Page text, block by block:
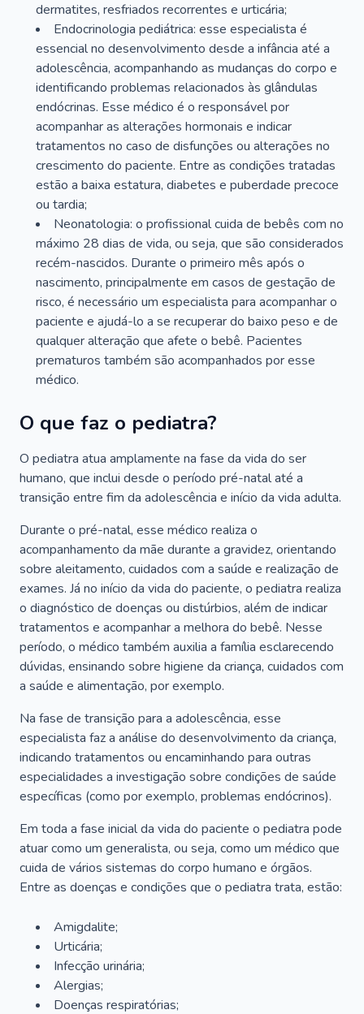
dermatites, resfriados recorrentes e urticária;
Endocrinologia pediátrica: esse especialista é
essencial no desenvolvimento desde a infância até a
adolescência, acompanhando as mudanças do corpo e
identificando problemas relacionados às glândulas
endócrinas. Esse médico é o responsável por
acompanhar as alterações hormonais e indicar
tratamentos no caso de disfunções ou alterações no
crescimento do paciente. Entre as condições tratadas
estão a baixa estatura, diabetes e puberdade precoce
ou tardia;
Neonatologia: o profissional cuida de bebês com no
máximo 28 dias de vida, ou seja, que são considerados
recém-nascidos. Durante o primeiro mês após o
nascimento, principalmente em casos de gestação de
risco, é necessário um especialista para acompanhar o
paciente e ajudá-lo a se recuperar do baixo peso e de
qualquer alteração que afete o bebê. Pacientes
prematuros também são acompanhados por esse
médico.
O que faz o pediatra?
O pediatra atua amplamente na fase da vida do ser
humano, que inclui desde o período pré-natal até a
transição entre fim da adolescência e início da vida adulta.
Durante o pré-natal, esse médico realiza o
acompanhamento da mãe durante a gravidez, orientando
sobre aleitamento, cuidados com a saúde e realização de
exames. Já no início da vida do paciente, o pediatra realiza
o diagnóstico de doenças ou distúrbios, além de indicar
tratamentos e acompanhar a melhora do bebê. Nesse
período, o médico também auxilia a família esclarecendo
dúvidas, ensinando sobre higiene da criança, cuidados com
a saúde e alimentação, por exemplo.
Na fase de transição para a adolescência, esse
especialista faz a análise do desenvolvimento da criança,
indicando tratamentos ou encaminhando para outras
especialidades a investigação sobre condições de saúde
específicas (como por exemplo, problemas endócrinos).
Em toda a fase inicial da vida do paciente o pediatra pode
atuar como um generalista, ou seja, como um médico que
cuida de vários sistemas do corpo humano e órgãos.
Entre as doenças e condições que o pediatra trata, estão:
Amigdalite;
Urticária;
Infecção urinária;
Alergias;
Doenças respiratórias;